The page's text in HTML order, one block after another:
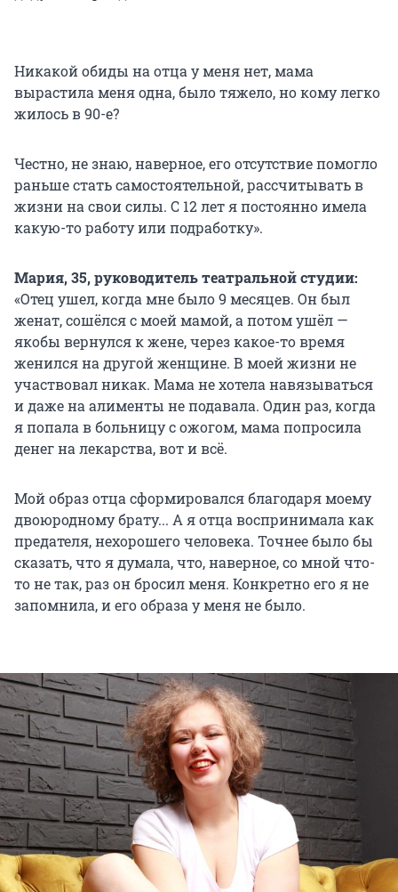
Никакой обиды на отца у меня нет, мама
вырастила меня одна, было тяжело, но кому легко
жилось в 90-е?
Честно, не знаю, наверное, его отсутствие помогло
раньше стать самостоятельной, рассчитывать в
жизни на свои силы. С 12 лет я постоянно имела
какую-то работу или подработку».
Мария, 35, руководитель театральной студии:
«Отец ушел, когда мне было 9 месяцев. Он был
женат, сошёлся с моей мамой, а потом ушёл —
якобы вернулся к жене, через какое-то время
женился на другой женщине. В моей жизни не
участвовал никак. Мама не хотела навязываться
и даже на алименты не подавала. Один раз, когда
я попала в больницу с ожогом, мама попросила
денег на лекарства, вот и всё.
Мой образ отца сформировался благодаря моему
двоюродному брату... А я отца воспринимала как
предателя, нехорошего человека. Точнее было бы
сказать, что я думала, что, наверное, со мной что-
то не так, раз он бросил меня. Конкретно его я не
запомнила, и его образа у меня не было.